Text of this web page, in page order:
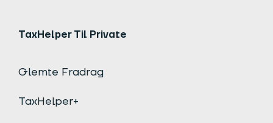
TaxHelper Til Private
Glemte Fradrag
TaxHelper+